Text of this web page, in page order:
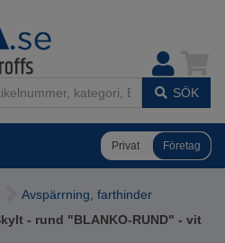
SÖK
Privat Företag
Avspärrning, farthinder
- rund "BLANKO-RUND" - vit